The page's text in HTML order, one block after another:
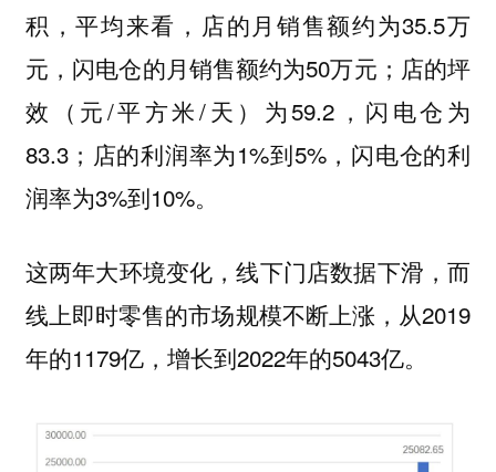
积，平均来看，店的月销售额约为35.5万
元，闪电仓的月销售额约为50万元；店的坪
效（元/平方米/天）为59.2，闪电仓为
83.3；店的利润率为1%到5%，闪电仓的利
润率为3%到10%。
这两年大环境变化，线下门店数据下滑，而
线上即时零售的市场规模不断上涨，从2019
年的1179亿，增长到2022年的5043亿。